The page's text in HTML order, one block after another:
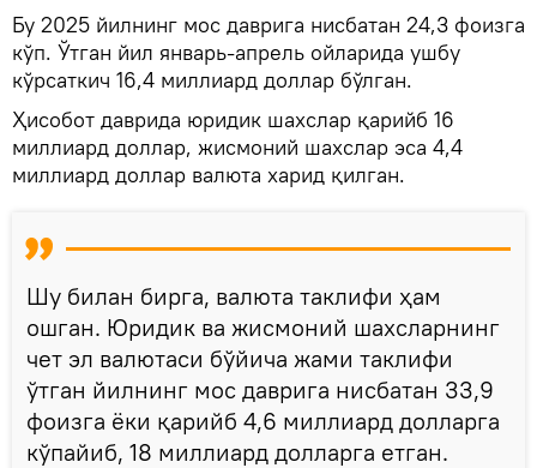
Бу 2025 йилнинг мос даврига нисбатан 24,3 фоизга
кўп. Ўтган йил январь-апрель ойларида ушбу
кўрсаткич 16,4 миллиард доллар бўлган.
Ҳисобот даврида юридик шахслар қарийб 16
миллиард доллар, жисмоний шахслар эса 4,4
миллиард доллар валюта харид қилган.
Шу билан бирга, валюта таклифи ҳам
ошган. Юридик ва жисмоний шахсларнинг
чет эл валютаси бўйича жами таклифи
ўтган йилнинг мос даврига нисбатан 33,9
фоизга ёки қарийб 4,6 миллиард долларга
кўпайиб, 18 миллиард долларга етган.